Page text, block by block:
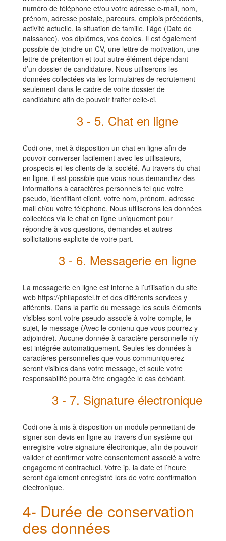
numéro de téléphone et/ou votre adresse e-mail, nom,
prénom, adresse postale, parcours, emplois précédents,
activité actuelle, la situation de famille, l’âge (Date de
naissance), vos diplômes, vos écoles. Il est également
possible de joindre un CV, une lettre de motivation, une
lettre de prétention et tout autre élément dépendant
d’un dossier de candidature. Nous utiliserons les
données collectées via les formulaires de recrutement
seulement dans le cadre de votre dossier de
candidature afin de pouvoir traiter celle-ci.
3 - 5. Chat en ligne
Codi one, met à disposition un chat en ligne afin de
pouvoir converser facilement avec les utilisateurs,
prospects et les clients de la société. Au travers du chat
en ligne, il est possible que vous nous demandiez des
informations à caractères personnels tel que votre
pseudo, identifiant client, votre nom, prénom, adresse
mail et/ou votre téléphone. Nous utiliserons les données
collectées via le chat en ligne uniquement pour
répondre à vos questions, demandes et autres
sollicitations explicite de votre part.
3 - 6. Messagerie en ligne
La messagerie en ligne est interne à l’utilisation du site
web https://philapostel.fr et des différents services y
afférents. Dans la partie du message les seuls éléments
visibles sont votre pseudo associé à votre compte, le
sujet, le message (Avec le contenu que vous pourrez y
adjoindre). Aucune donnée à caractère personnelle n’y
est intégrée automatiquement. Seules les données à
caractères personnelles que vous communiquerez
seront visibles dans votre message, et seule votre
responsabilité pourra être engagée le cas échéant.
3 - 7. Signature électronique
Codi one à mis à disposition un module permettant de
signer son devis en ligne au travers d’un système qui
enregistre votre signature électronique, afin de pouvoir
valider et confirmer votre consentement associé à votre
engagement contractuel. Votre ip, la date et l’heure
seront également enregistré lors de votre confirmation
électronique.
4- Durée de conservation
des données